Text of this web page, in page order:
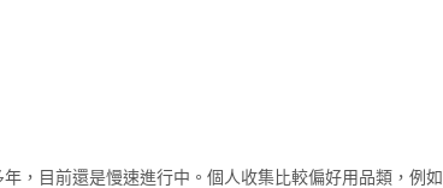
，目前還是慢速進行中。個人收集比較偏好用品類，例如